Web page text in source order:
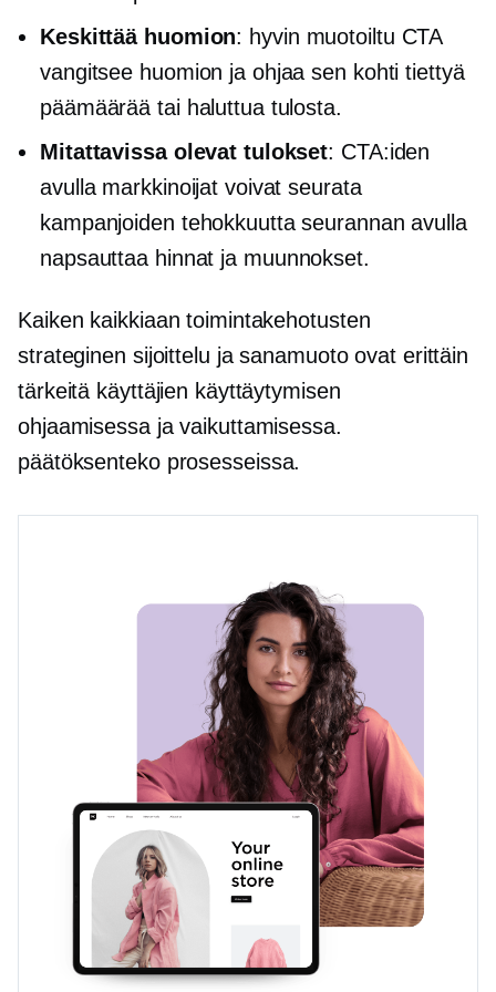
Keskittää huomion: hyvin muotoiltu CTA
vangitsee huomion ja ohjaa sen kohti tiettyä
päämäärää tai haluttua tulosta.
Mitattavissa olevat tulokset: CTA:iden
avulla markkinoijat voivat seurata
kampanjoiden tehokkuutta seurannan avulla
napsauttaa hinnat ja muunnokset.
Kaiken kaikkiaan toimintakehotusten
strateginen sijoittelu ja sanamuoto ovat erittäin
tärkeitä käyttäjien käyttäytymisen
ohjaamisessa ja vaikuttamisessa.
päätöksentekoprosesseissa.